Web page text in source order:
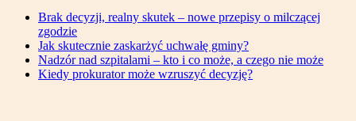
Brak decyzji, realny skutek – nowe przepisy o milczącej
zgodzie
Jak skutecznie zaskarżyć uchwałę gminy?
Nadzór nad szpitalami – kto i co może, a czego nie może
Kiedy prokurator może wzruszyć decyzję?